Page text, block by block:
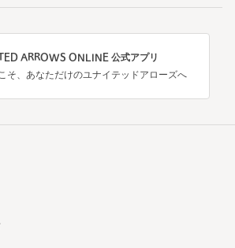
ARROWS ONLINE 公式アプリ
そ、あなただけのユナイテッドアローズへ